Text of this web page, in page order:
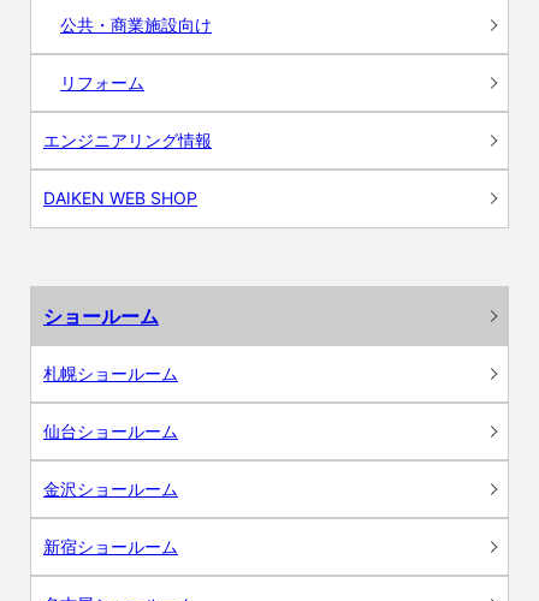
公共・商業施設向け
リフォーム
エンジニアリング情報
DAIKEN WEB SHOP
ショールーム
札幌ショールーム
仙台ショールーム
金沢ショールーム
新宿ショールーム